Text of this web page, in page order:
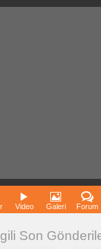
Video Galeri Forum
Son